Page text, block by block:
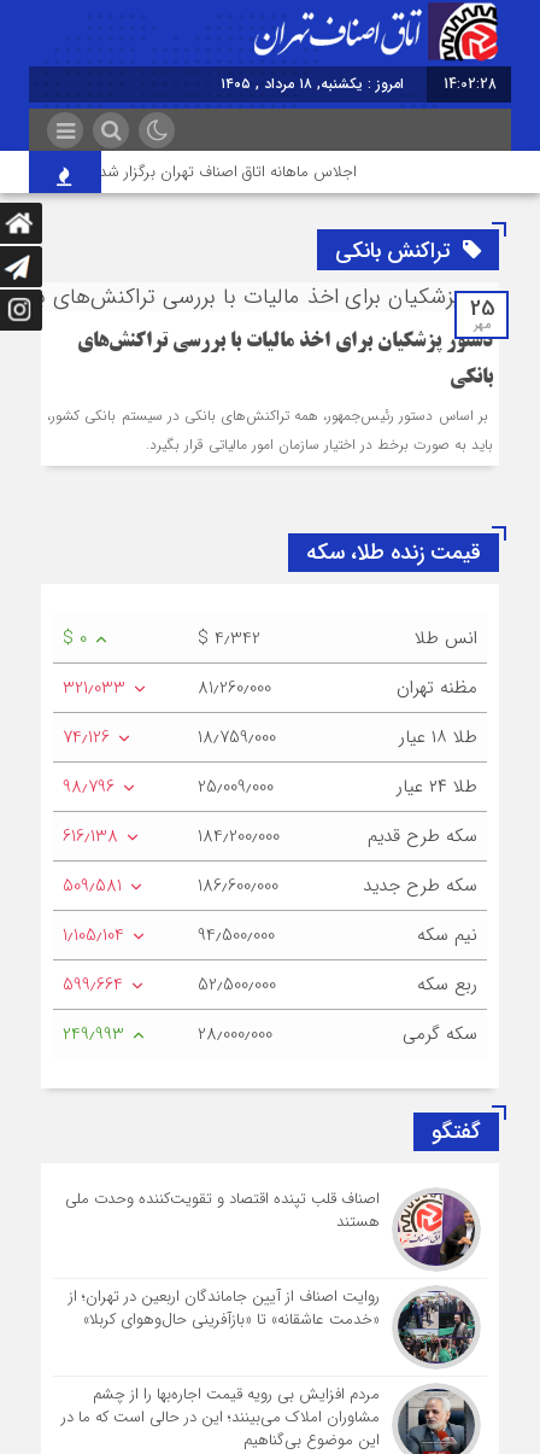
14:02:28 امروز : یکشنبه, ۱۸ مرداد , ۱۴۰۵
اجلاس ماهانه اتاق اصناف تهران برگزار شد
تراکنش بانکی
25
مهر
دستور پزشکیان برای اخذ مالیات با بررسی تراکنش‌‎های
بانکی
بر اساس دستور رئیس‌جمهور، همه تراکنش‌های بانکی در سیستم بانکی کشور،
باید به صورت برخط در اختیار سازمان امور مالیاتی قرار بگیرد.
قیمت زنده طلا، سکه
انس طلا $ 4٫342
$ 0
مظنه تهران
81٫260٫000
321٫033
طلا ۱۸ عیار
18٫759٫000
74٫126
طلا ۲۴ عیار
25٫009٫000
98٫796
سکه طرح قدیم
184٫200٫000
616٫138
سکه طرح جدید
186٫600٫000
509٫581
نیم سکه
94٫500٫000
1٫105٫104
ربع سکه
52٫500٫000
599٫664
سکه گرمی
28٫000٫000 249٫993
گفتگو
اصناف قلب تپنده اقتصاد و تقویت‌کننده وحدت ملی
هستند
روایت اصناف از آیین جاماندگان اربعین در تهران؛ از
«خدمت عاشقانه» تا «بازآفرینی حال‌وهوای کربلا»
مردم افزایش بی رویه قیمت اجاره‌بها را از چشم
مشاوران املاک می‌بینند؛ این در حالی است که ما در
این موضوع بی‌گناهیم